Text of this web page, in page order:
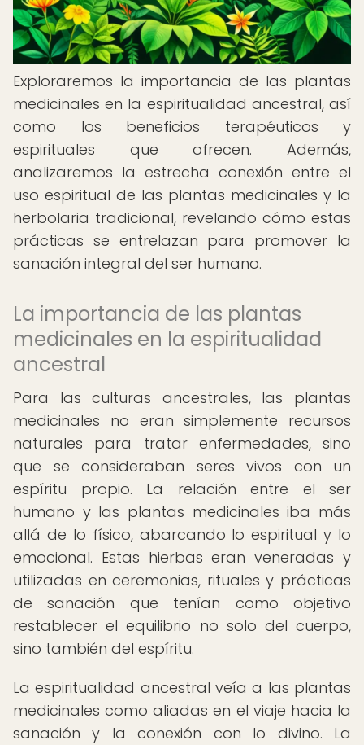
Exploraremos la importancia de las plantas
medicinales en la espiritualidad ancestral, así
como los beneficios terapéuticos y
espirituales que ofrecen. Además,
analizaremos la estrecha conexión entre el
uso espiritual de las plantas medicinales y la
herbolaria tradicional, revelando cómo estas
prácticas se entrelazan para promover la
sanación integral del ser humano.
La importancia de las plantas
medicinales en la espiritualidad
ancestral
Para las culturas ancestrales, las plantas
medicinales no eran simplemente recursos
naturales para tratar enfermedades, sino
que se consideraban seres vivos con un
espíritu propio. La relación entre el ser
humano y las plantas medicinales iba más
allá de lo físico, abarcando lo espiritual y lo
emocional. Estas hierbas eran veneradas y
utilizadas en ceremonias, rituales y prácticas
de sanación que tenían como objetivo
restablecer el equilibrio no solo del cuerpo,
sino también del espíritu.
La espiritualidad ancestral veía a las plantas
medicinales como aliadas en el viaje hacia la
sanación y la conexión con lo divino. La